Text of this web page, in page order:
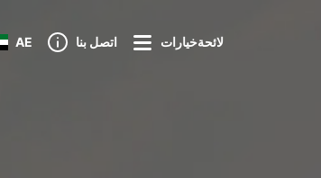
AE اتصل بنا لائحةخيارات